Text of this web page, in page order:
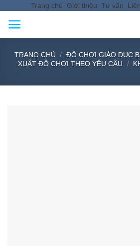
content
Trang chủ Giới thiệu Tư vấn
TRANG CHỦ / ĐỒ CHƠI GIÁO DỤC
XUẤT ĐỒ CHƠI THEO YÊU CẦU
/